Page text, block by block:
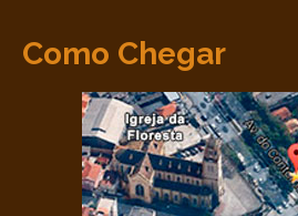
Como Chegar